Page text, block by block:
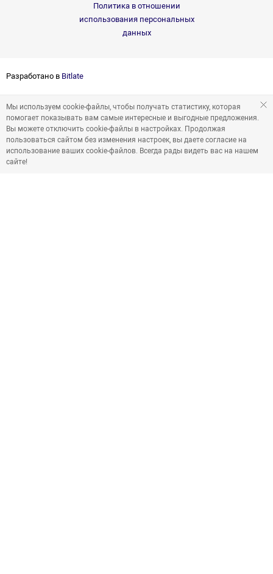
Политика в отношении
использования персональных
данных
Разработано в Bitlate
Мы используем cookie-файлы, чтобы получать статистику, которая
помогает показывать вам самые интересные и выгодные предложения.
Вы можете отключить cookie-файлы в настройках. Продолжая
пользоваться сайтом без изменения настроек, вы даете согласие на
использование ваших cookie-файлов. Всегда рады видеть вас на нашем
сайте!